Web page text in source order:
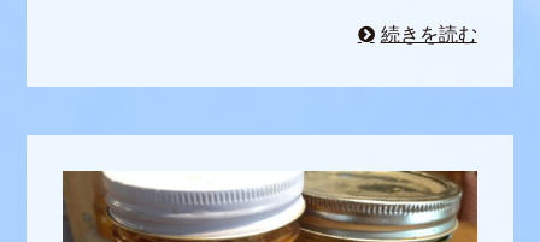
続きを読む